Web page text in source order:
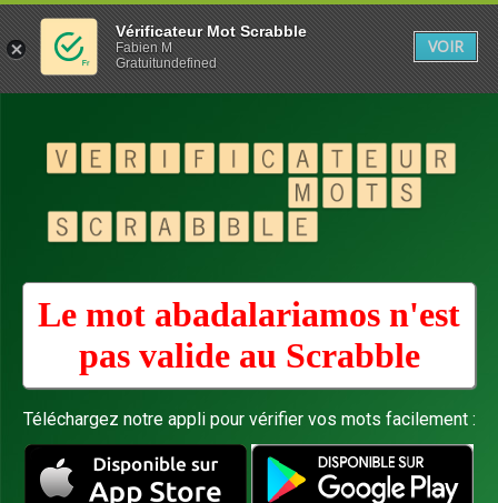
Le mot abadalariamos n'est
pas valide au Scrabble
Téléchargez notre appli pour vérifier vos mots facilement :
Vérificateur Mot Scrabble
Fabien M
Gratuitundefined
VOIR